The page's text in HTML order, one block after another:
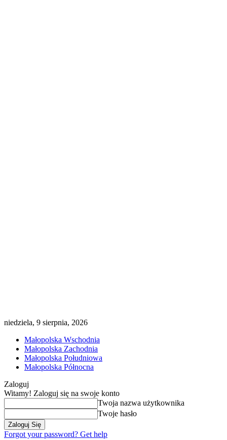
niedziela, 9 sierpnia, 2026
Małopolska Wschodnia
Małopolska Zachodnia
Małopolska Południowa
Małopolska Północna
Zaloguj
Witamy! Zaloguj się na swoje konto
Twoja nazwa użytkownika
Twoje hasło
Forgot your password? Get help